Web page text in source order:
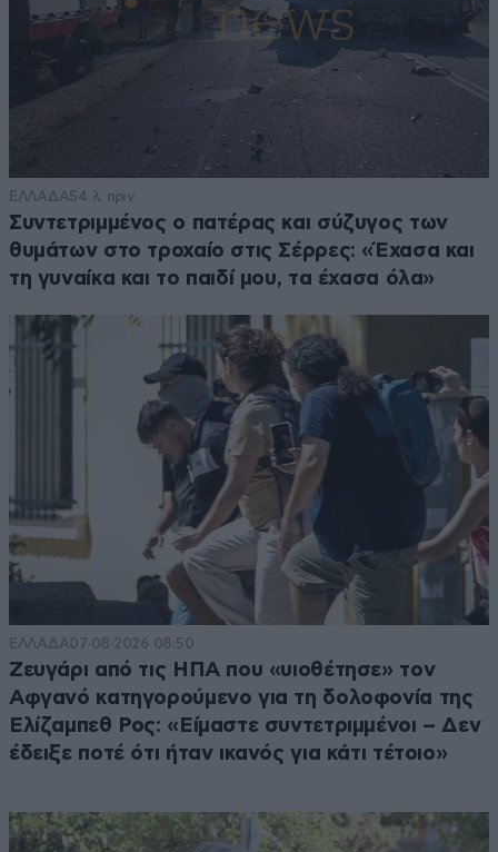
ΕΛΛΑΔΑ54 λ. πριν
Συντετριμμένος ο πατέρας και σύζυγος των
θυμάτων στο τροχαίο στις Σέρρες: «Έχασα και
τη γυναίκα και το παιδί μου, τα έχασα όλα»
ΕΛΛΑΔΑ07·08·2026 08:50
Ζευγάρι από τις ΗΠΑ που «υιοθέτησε» τον
Αφγανό κατηγορούμενο για τη δολοφονία της
Ελίζαμπεθ Ρος: «Είμαστε συντετριμμένοι – Δεν
έδειξε ποτέ ότι ήταν ικανός για κάτι τέτοιο»